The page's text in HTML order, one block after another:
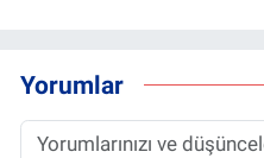
Yorumlar